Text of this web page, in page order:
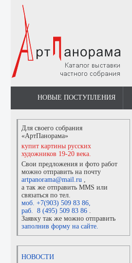
НОВЫЕ ПОСТУПЛЕНИЯ
Для своего собрания
«АртПанорама»
купит картины русских
художников 19-20 века.
Свои предложения и фото работ
можно отправить на почту
artpanorama@mail.ru ,
а так же отправить MMS или
связаться по тел.
моб. +7(903) 509 83 86,
раб. 8 (495) 509 83 86 .
Заявку так же можно отправить
заполнив форму на сайте.
НОВОСТИ